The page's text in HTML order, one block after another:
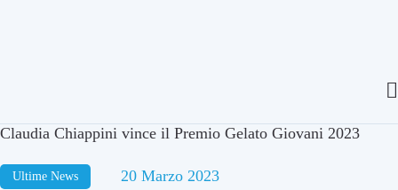
Claudia Chiappini vince il Premio Gelato Giovani 2023
Ultime News 20 Marzo 2023